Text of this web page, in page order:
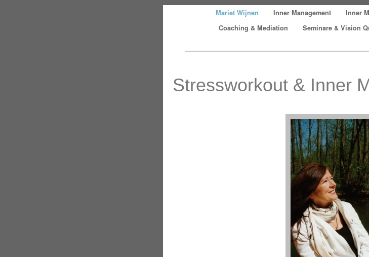
Mariet Wijnen Inner Management Inner
Coaching & Mediation
Seminare & Vision
Stressworkout & Inner